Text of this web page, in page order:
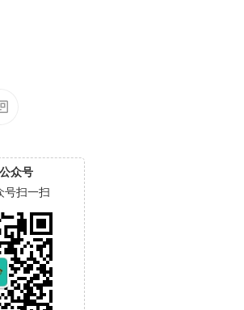
众号
号扫一扫